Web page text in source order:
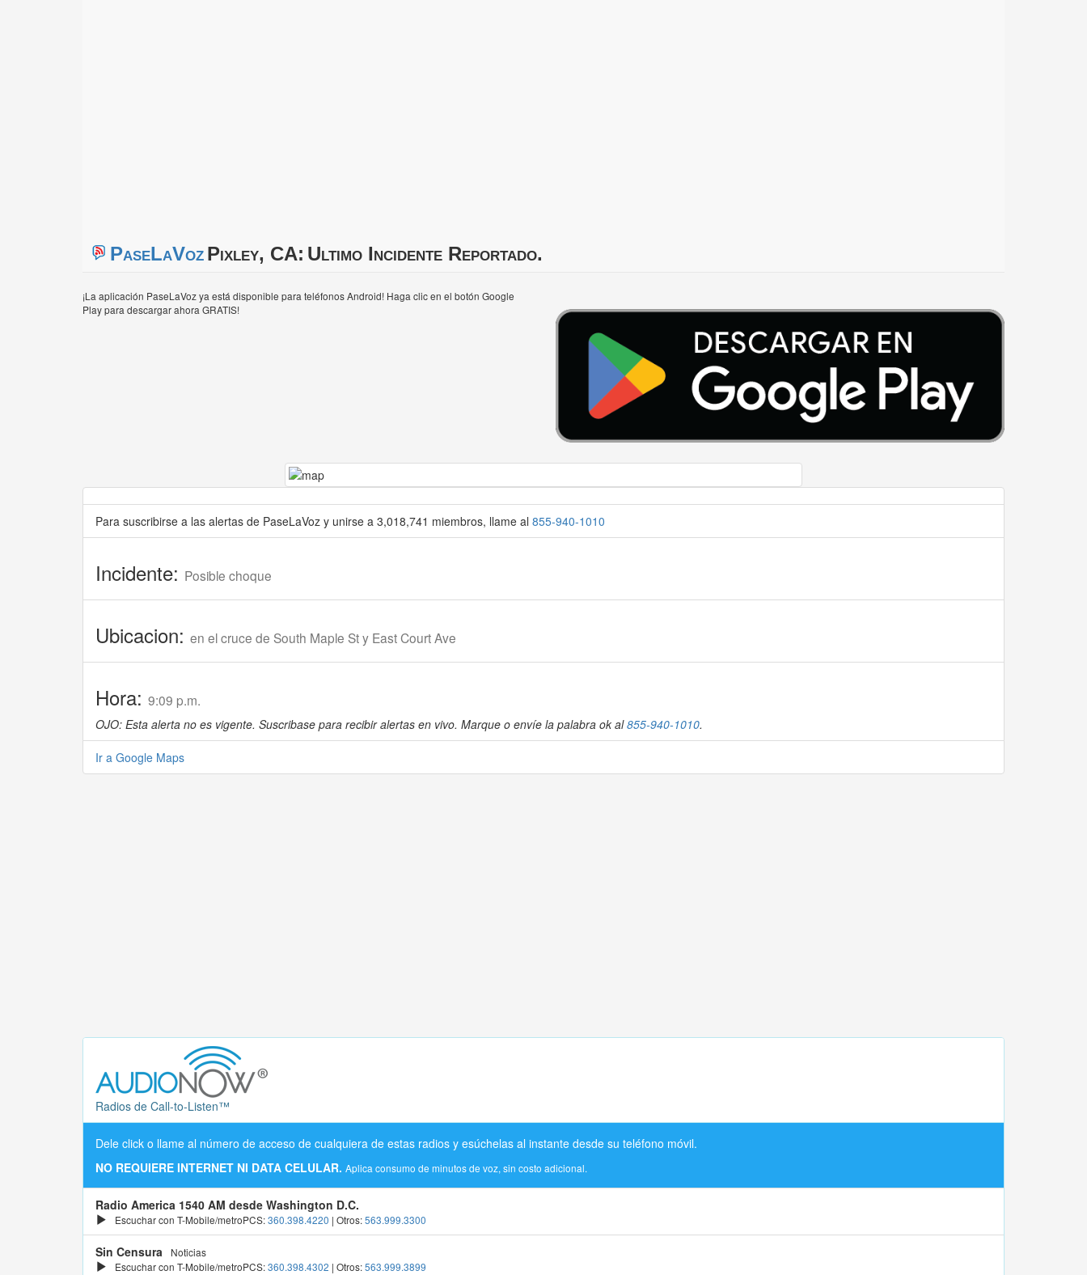
PaseLaVozPixley, CA: Ultimo Incidente Reportado.
¡La aplicación PaseLaVoz ya está disponible para teléfonos Android! Haga clic en el botón Google
Play para descargar ahora GRATIS!
Para suscribirse a las alertas de PaseLaVoz y unirse a 3,018,741 miembros, llame al 855-940-1010
Incidente: Posible choque
Ubicacion: en el cruce de South Maple St y East Court Ave
Hora: 9:09 p.m.
OJO: Esta alerta no es vigente. Suscribase para recibir alertas en vivo. Marque o envíe la palabra ok al855-940-1010.
Ir a Google Maps
Radios de Call-to-Listen™
Dele click o llame al número de acceso de cualquiera de estas radios y esúchelas al instante desde su teléfono móvil.
NO REQUIERE INTERNET NI DATA CELULAR. Aplica consumo de minutos de voz, sin costo adicional.
Radio America 1540 AM desde Washington D.C.
Escuchar con T-Mobile/metroPCS:360.398.4220 | Otros:563.999.3300
Sin Censura
Noticias
Escuchar con T-Mobile/metroPCS:360.398.4302 | Otros:563.999.3899